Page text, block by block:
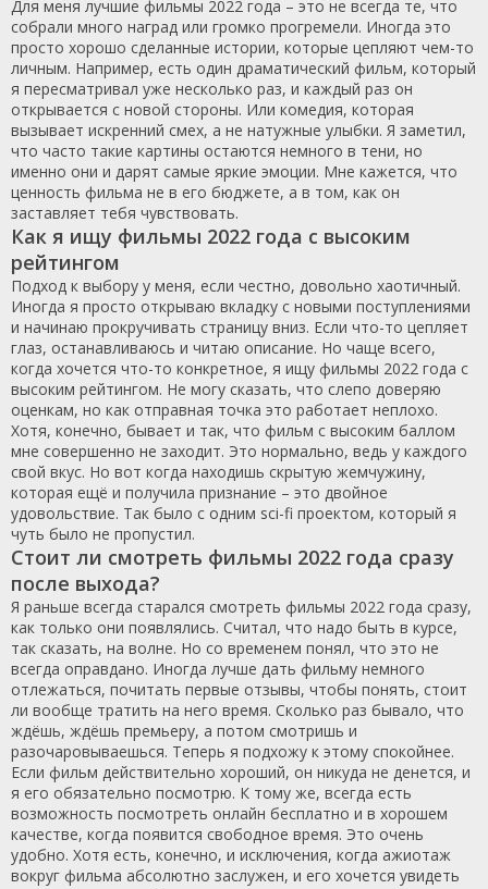
Для меня лучшие фильмы 2022 года – это не всегда те, что
собрали много наград или громко прогремели. Иногда это
просто хорошо сделанные истории, которые цепляют чем-то
личным. Например, есть один драматический фильм, который
я пересматривал уже несколько раз, и каждый раз он
открывается с новой стороны. Или комедия, которая
вызывает искренний смех, а не натужные улыбки. Я заметил,
что часто такие картины остаются немного в тени, но
именно они и дарят самые яркие эмоции. Мне кажется, что
ценность фильма не в его бюджете, а в том, как он
заставляет тебя чувствовать.
Как я ищу фильмы 2022 года с высоким
рейтингом
Подход к выбору у меня, если честно, довольно хаотичный.
Иногда я просто открываю вкладку с новыми поступлениями
и начинаю прокручивать страницу вниз. Если что-то цепляет
глаз, останавливаюсь и читаю описание. Но чаще всего,
когда хочется что-то конкретное, я ищу фильмы 2022 года с
высоким рейтингом. Не могу сказать, что слепо доверяю
оценкам, но как отправная точка это работает неплохо.
Хотя, конечно, бывает и так, что фильм с высоким баллом
мне совершенно не заходит. Это нормально, ведь у каждого
свой вкус. Но вот когда находишь скрытую жемчужину,
которая ещё и получила признание – это двойное
удовольствие. Так было с одним sci-fi проектом, который я
чуть было не пропустил.
Стоит ли смотреть фильмы 2022 года сразу
после выхода?
Я раньше всегда старался смотреть фильмы 2022 года сразу,
как только они появлялись. Считал, что надо быть в курсе,
так сказать, на волне. Но со временем понял, что это не
всегда оправдано. Иногда лучше дать фильму немного
отлежаться, почитать первые отзывы, чтобы понять, стоит
ли вообще тратить на него время. Сколько раз бывало, что
ждёшь, ждёшь премьеру, а потом смотришь и
разочаровываешься. Теперь я подхожу к этому спокойнее.
Если фильм действительно хороший, он никуда не денется, и
я его обязательно посмотрю. К тому же, всегда есть
возможность посмотреть онлайн бесплатно и в хорошем
качестве, когда появится свободное время. Это очень
удобно. Хотя есть, конечно, и исключения, когда ажиотаж
вокруг фильма абсолютно заслужен, и его хочется увидеть